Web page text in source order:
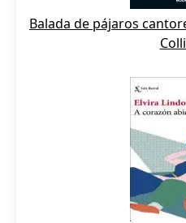
Balada de pájaros